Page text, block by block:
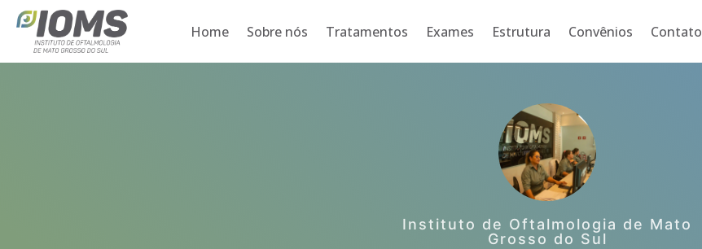
Home Sobre nós Tratamentos Exames Estrutura Convênios Contato
Instituto de Oftalmologia de Mato
Grosso do Sul